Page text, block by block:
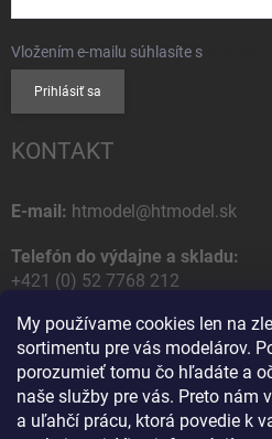
My používame cookies len na
sortimentu pre vás modelárov.
porozumieť tomu čo hľadáte a
naše služby pre vás. Preto nám
a uľahčí prácu, ktorá povedie k
Vložením e-mailu súhlasíte s
Prihlásiť sa
KONTAKT
E-mail: htmodel@htmodel.sk
Telefón do výdajne a skladu:
+421 (0) 52 7768 212
Poštová / Odberná adresa:
HT model
Na letisko 49
058 01 Poprad
Slovenská Republika